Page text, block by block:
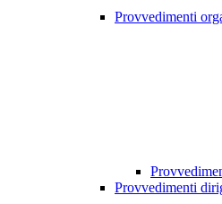
Provvedimenti
Provvedimenti